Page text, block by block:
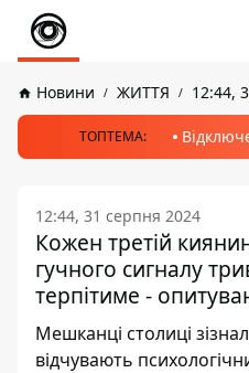
Новини ЖИТТЯ 12:44,
ТОПТЕМА:
12:44, 31 серпня 2024
Кожен третій
гучного сигналу
терпітиме -
Мешканці столиці
відчувають